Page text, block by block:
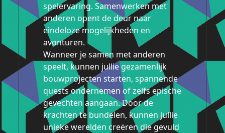
spelervaring. Samenwerken met
anderen opent de deur naar
eindeloze mogelijkheden en
avonturen.
Wanneer je samen met anderen
speelt, kunnen jullie gezamenlijk
bouwprojecten starten, spannende
quests ondernemen of zelfs epische
gevechten aangaan. Door de
krachten te bundelen, kunnen jullie
unieke werelden creëren die gevuld